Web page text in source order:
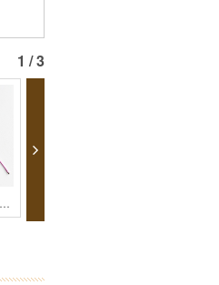
1 / 3
つゆ結びチャーム【パラコード】